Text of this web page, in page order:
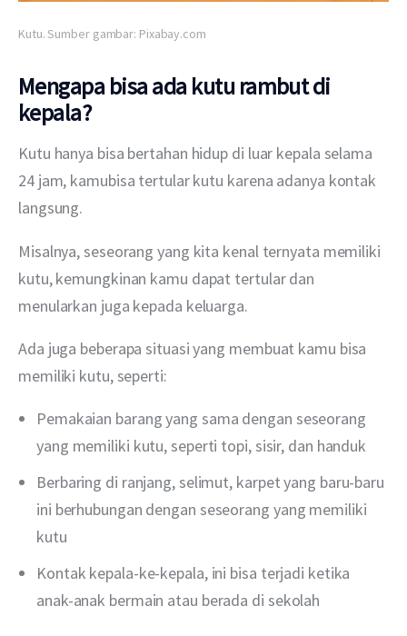
Kutu. Sumber gambar: Pixabay.com
Mengapa bisa ada kutu rambut di
kepala?
Kutu hanya bisa bertahan hidup di luar kepala selama
24 jam, kamubisa tertular kutu karena adanya kontak
langsung.
Misalnya, seseorang yang kita kenal ternyata memiliki
kutu, kemungkinan kamu dapat tertular dan
menularkan juga kepada keluarga.
Ada juga beberapa situasi yang membuat kamu bisa
memiliki kutu, seperti:
Pemakaian barang yang sama dengan seseorang
yang memiliki kutu, seperti topi, sisir, dan handuk
Berbaring di ranjang, selimut, karpet yang baru-baru
ini berhubungan dengan seseorang yang memiliki
kutu
Kontak kepala-ke-kepala, ini bisa terjadi ketika
anak-anak bermain atau berada di sekolah